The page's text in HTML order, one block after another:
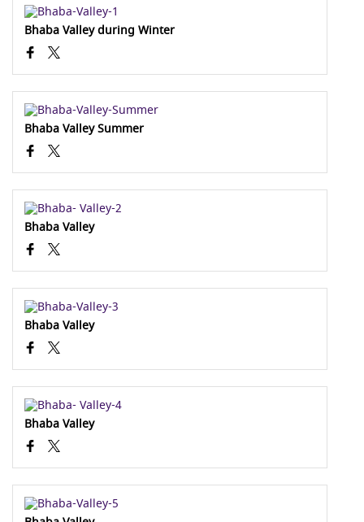
Bhaba Valley during Winter
Bhaba Valley Summer
Bhaba Valley
Bhaba Valley
Bhaba Valley